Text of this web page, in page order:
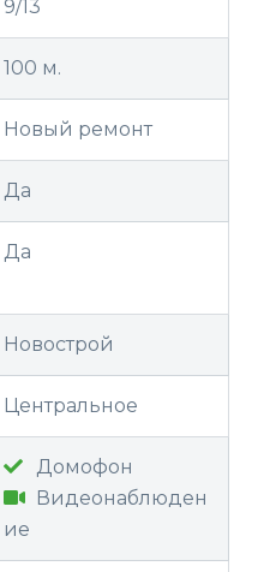
9/13
100 м.
Новый ремонт
Да
Да
Новострой
Центральное
Домофон
Видеонаблюден
ие